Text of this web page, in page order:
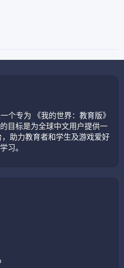
个专为 《我的世界：教育版》
目标是为全球中文用户提供一
助力教育者和学生及游戏爱好
习。